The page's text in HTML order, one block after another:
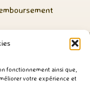
fonctionnement ainsi que,
votre expérience et